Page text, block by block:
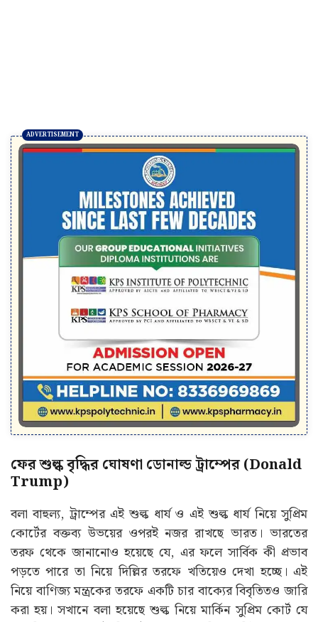
ফের শুল্ক বৃদ্ধির ঘোষণা ডোনাল্ড ট্রাম্পের (Donald
Trump)
বলা বাহুল্য, ট্রাম্পের এই শুল্ক ধার্য ও এই শুল্ক ধার্য নিয়ে সুপ্রিম
কোর্টের বক্তব্য উভয়ের ওপরই নজর রাখছে ভারত। ভারতের
তরফ থেকে জানানোও হয়েছে যে, এর ফলে সার্বিক কী প্রভাব
পড়তে পারে তা নিয়ে দিল্লির তরফে খতিয়েও দেখা হচ্ছে। এই
নিয়ে বাণিজ্য মন্ত্রকের তরফে একটি চার বাক্যের বিবৃতিতও জারি
করা হয়। সখানে বলা হয়েছে শুল্ক নিয়ে মার্কিন সুপ্রিম কোর্ট যে